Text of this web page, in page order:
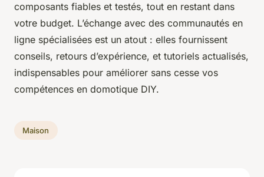
composants fiables et testés, tout en restant dans
votre budget. L’échange avec des communautés en
ligne spécialisées est un atout : elles fournissent
conseils, retours d’expérience, et tutoriels actualisés,
indispensables pour améliorer sans cesse vos
compétences en domotique DIY.
Maison